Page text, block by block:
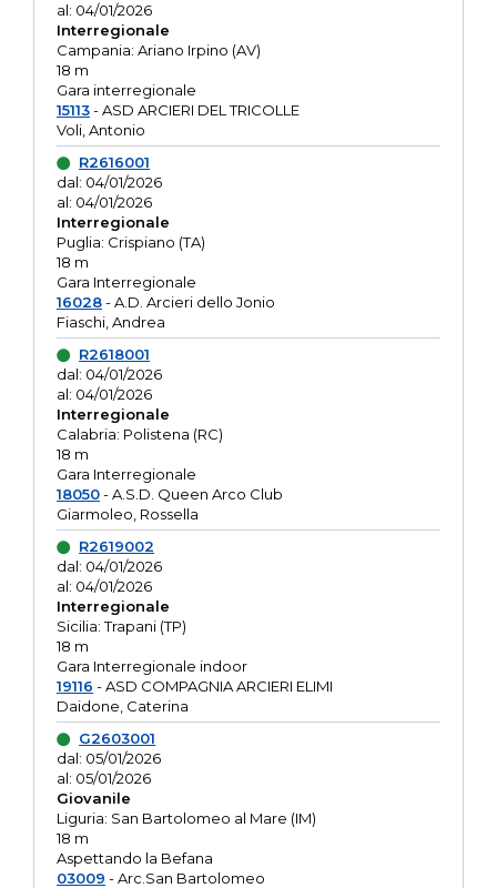
al: 04/01/2026
Interregionale
Campania: Ariano Irpino (AV)
18 m
Gara interregionale
15113- ASD ARCIERI DEL TRICOLLE
Voli, Antonio
R2616001
dal: 04/01/2026
al: 04/01/2026
Interregionale
Puglia: Crispiano (TA)
18 m
Gara Interregionale
16028- A.D. Arcieri dello Jonio
Fiaschi, Andrea
R2618001
dal: 04/01/2026
al: 04/01/2026
Interregionale
Calabria: Polistena (RC)
18 m
Gara Interregionale
18050- A.S.D. Queen Arco Club
Giarmoleo, Rossella
R2619002
dal: 04/01/2026
al: 04/01/2026
Interregionale
Sicilia: Trapani (TP)
18 m
Gara Interregionale indoor
19116 - ASD COMPAGNIA ARCIERI ELIMI
Daidone, Caterina
G2603001
dal: 05/01/2026
al: 05/01/2026
Giovanile
Liguria: San Bartolomeo al Mare (IM)
18 m
Aspettando la Befana
03009 - Arc.San Bartolomeo